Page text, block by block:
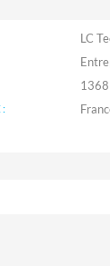
LC
1368
: